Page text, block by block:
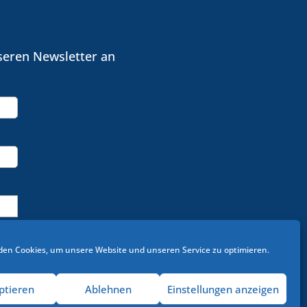
Cookies, um unsere Website und unseren Service zu optimieren.
Ablehnen Einstellungen anzeigen
Newsletter an